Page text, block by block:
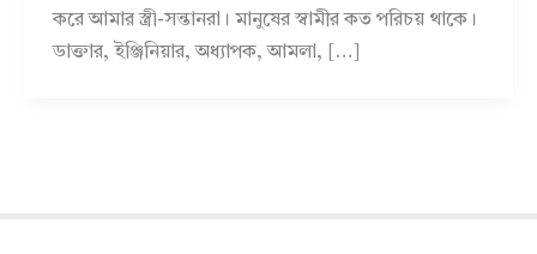
করে আমার স্ত্রী-সন্তানরা। মানুষের স্বামীর কত পরিচয় থাকে।
ডাক্তার, ইঞ্জিনিয়ার, অধ্যাপক, আমলা, […]